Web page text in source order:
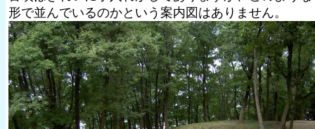
形で並んでいるのかという案内図はありません。